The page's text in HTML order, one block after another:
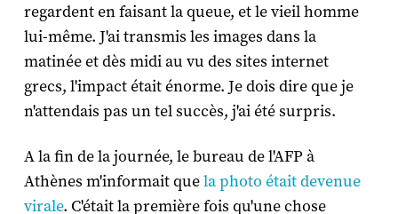
regardent en faisant la queue, et le vieil homme
lui-même. J'ai transmis les images dans la
matinée et dès midi au vu des sites internet
grecs, l'impact était énorme. Je dois dire que je
n'attendais pas un tel succès, j'ai été surpris.
A la fin de la journée, le bureau de l'AFP à
Athènes m'informait quela photo était devenue
virale. C'était la première fois qu'une chose